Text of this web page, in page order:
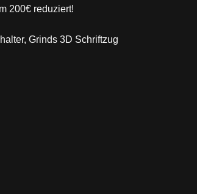
200€ reduziert!
Grinds 3D Schriftzug